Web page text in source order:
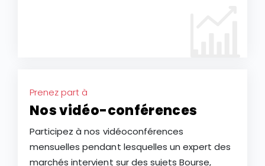
Prenez part à
Nos vidéo-conférences
Participez à nos vidéoconférences
mensuelles pendant lesquelles un expert des
marchés intervient sur des sujets Bourse,